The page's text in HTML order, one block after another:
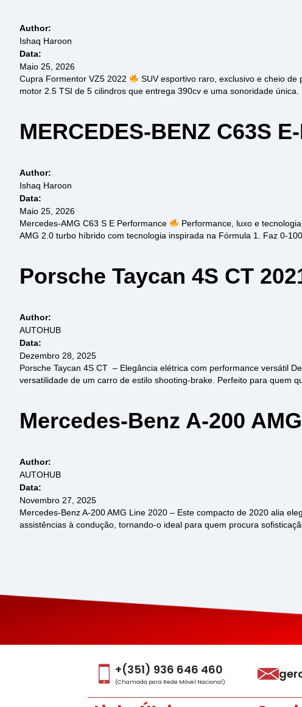
Author:
Ishaq Haroon
Data:
Maio 25, 2026
Cupra Formentor VZ5 2022
SUV esportivo raro, exclusivo e cheio
motor 2.5 TSI de 5 cilindros que entrega 390cv e uma sonoridade única.
MERCEDES-BENZ C63S
Author:
Ishaq Haroon
Data:
Maio 25, 2026
Mercedes-AMG C63 S E Performance
Performance, luxo e
AMG 2.0 turbo híbrido com tecnologia inspirada na Fórmula 1. Faz 0-
Porsche Taycan 4S CT
Author:
AUTOHUB
Data:
Dezembro 28, 2025
Porsche Taycan 4S CT – Elegância elétrica com performance versátil
versatilidade de um carro de estilo shooting-brake. Perfeito para quem
Mercedes-Benz A-200
Author:
AUTOHUB
Data:
Novembro 27, 2025
Mercedes-Benz A-200 AMG Line 2020 – Este compacto de 2020 alia
assistências à condução, tornando-o ideal para quem procura
+(351) 936 646 460
(Chamada para Rede Móvel Nacional)